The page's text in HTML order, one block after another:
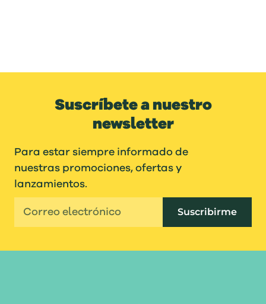
Suscríbete a nuestro
newsletter
Para estar siempre informado de
nuestras promociones, ofertas y
lanzamientos.
Suscribirme